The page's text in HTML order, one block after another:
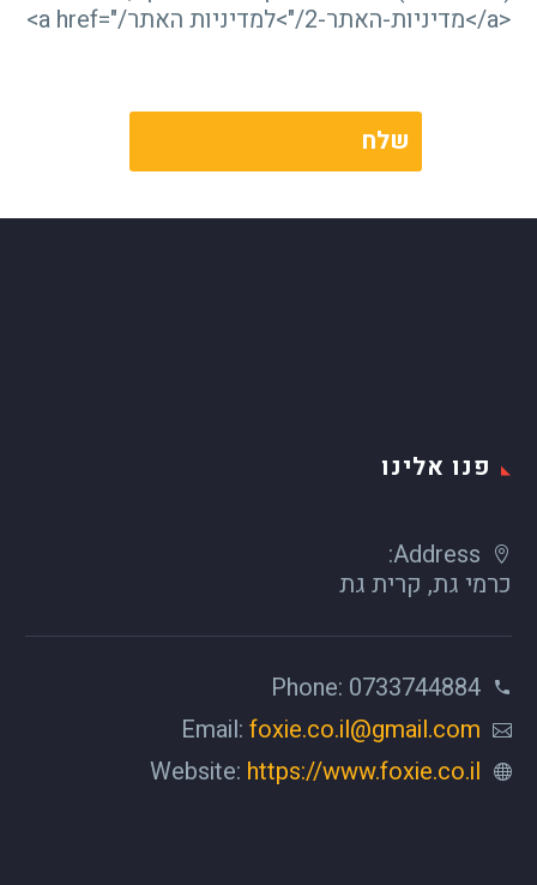
<a href="/מדיניות-האתר-2/">למדיניות האתר</a>
פנו אלינו
Address:
כרמי גת, קרית גת
Phone: 0733744884
Email: foxie.co.il@gmail.com
Website: https://www.foxie.co.il